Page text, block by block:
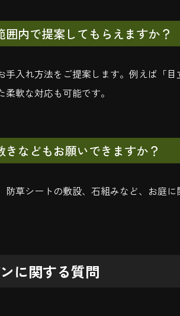
内で提案してもらえますか？
入れ方法をご提案します。例えば「目
軟な対応も可能です。
などもお願いできますか？
草シートの敷設、石組みなど、お庭に
に関する質問